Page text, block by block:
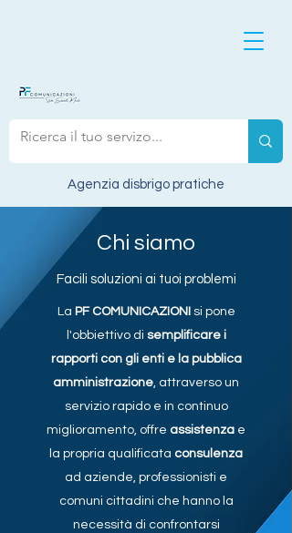
Agenzia disbrigo pratiche
Chi siamo
Facili soluzioni ai tuoi problemi
La PF COMUNICAZIONI
si pone
l'obbiettivo di semplificare i
rapporti con gli enti e la pubblica
amministrazione, attraverso un
servizio rapido e in continuo
miglioramento, offre assistenza e
la propria qualificata consulenza
ad aziende, professionisti e
comuni cittadini che hanno la
necessità di confrontarsi